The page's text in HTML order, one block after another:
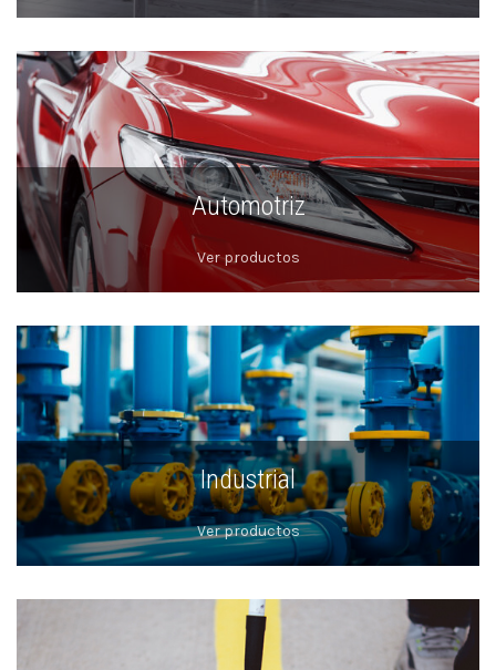
Automotriz
Ver productos
Industrial
Ver productos